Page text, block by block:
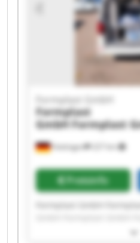
Hattingen 227 km
Formplast GmbH
Formplast
GmbH Formplast
Preisinfo
Formplast GmbH